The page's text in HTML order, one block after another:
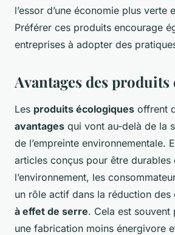
l’essor d’une économie plus verte
Préférer ces produits encourage
entreprises à adopter des
Avantages des
Les produits écologiques offrent
avantages qui vont au-delà de la
de l’empreinte environnementale.
articles conçus pour être durables
l’environnement, les
un rôle actif dans la réduction des
à effet de serre. Cela est souvent
une fabrication moins énergivore